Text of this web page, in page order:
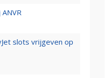
slots vrijgeven op